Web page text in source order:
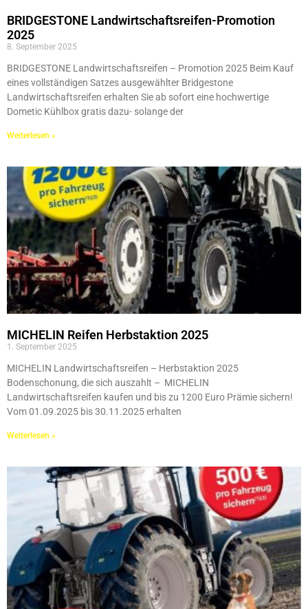
BRIDGESTONE Landwirtschaftsreifen-Promotion
2025
8. September 2025
BRIDGESTONE Landwirtschaftsreifen – Promotion 2025 Beim Kauf
eines vollständigen Satzes ausgewählter Bridgestone
Landwirtschaftsreifen erhalten Sie ab sofort eine hochwertige
Dometic Kühlbox gratis dazu- solange der
Weiterlesen »
MICHELIN Reifen Herbstaktion 2025
1. September 2025
MICHELIN Landwirtschaftsreifen – Herbstaktion 2025
Bodenschonung, die sich auszahlt – MICHELIN
Landwirtschaftsreifen kaufen und bis zu 1200 Euro Prämie sichern!
Vom 01.09.2025 bis 30.11.2025 erhalten
Weiterlesen »